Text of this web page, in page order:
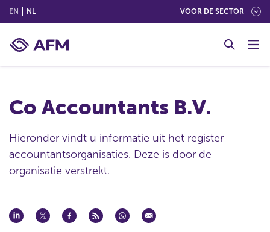
EN (ENGLISH)
NL(NEDERLANDS (NEDERLAND)) VOOR DE SECTOR
Co Accountants B.V.
Hieronder vindt u informatie uit het register
accountantsorganisaties. Deze is door de
organisatie verstrekt.